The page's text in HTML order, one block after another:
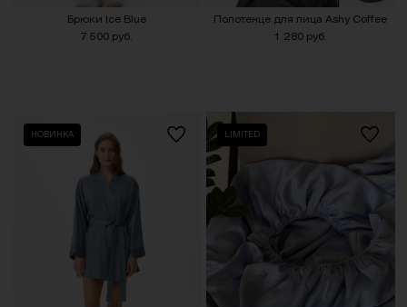
Брюки Ice Blue
7 500 руб.
Полотенце для лица Ashy Coffee
1 280 руб.
НОВИНКА LIMITED